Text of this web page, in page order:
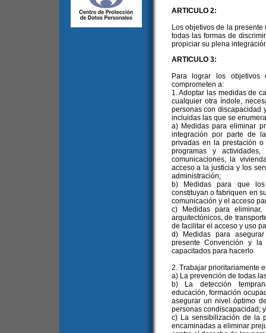
ARTICULO 2:
Los objetivos de la
todas las formas de
propiciar su plena
ARTICULO 3:
Para lograr los objetivos
comprometen a:
1. Adoptar las medidas de
cualquier otra índole,
personas con discapacidad
incluidas las que se
a) Medidas para eliminar
integración por parte de
privadas en la prestación
programas y
comunicaciones, la
acceso a la justicia y los
administración;
b) Medidas para que
constituyan o fabriquen en
comunicación y el acceso
c) Medidas para
arquitectónicos, de
de facilitar el acceso y uso
d) Medidas para
presente Convención y la
capacitados para hacerlo.
2. Trabajar prioritariamente
a) La prevención de todas
b) La detección
educación, formación
asegurar un nivel óptimo
personas condiscapacidad; y
c) La sensibilización de la
encaminadas a eliminar